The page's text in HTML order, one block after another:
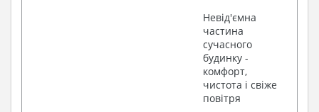
Невід'ємна
частина
сучасного
будинку -
комфорт,
чистота і свіже
повітря